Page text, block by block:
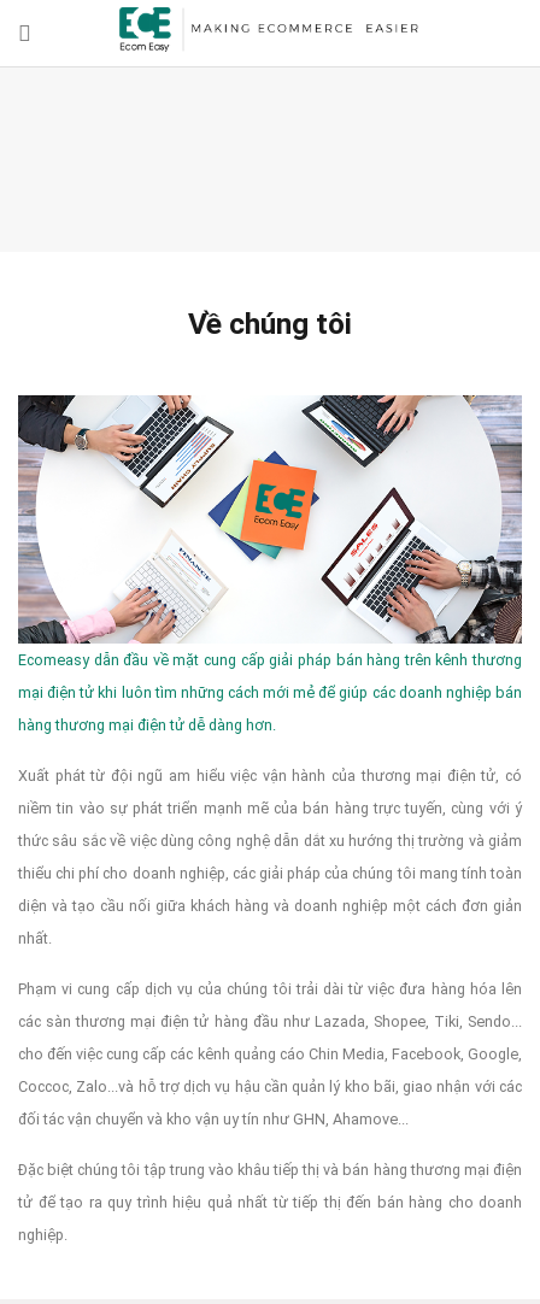
Về chúng tôi
Ecomeasy dẫn đầu về mặt cung cấp giải pháp bán hàng trên kênh thương
mại điện tử khi luôn tìm những cách mới mẻ để giúp các doanh nghiệp bán
hàng thương mại điện tử dễ dàng hơn.
Xuất phát từ đội ngũ am hiểu việc vận hành của thương mại điện tử, có
niềm tin vào sự phát triển mạnh mẽ của bán hàng trực tuyến, cùng với ý
thức sâu sắc về việc dùng công nghệ dẫn dắt xu hướng thị trường và giảm
thiểu chi phí cho doanh nghiệp, các giải pháp của chúng tôi mang tính toàn
diện và tạo cầu nối giữa khách hàng và doanh nghiệp một cách đơn giản
nhất.
Phạm vi cung cấp dịch vụ của chúng tôi trải dài từ việc đưa hàng hóa lên
các sàn thương mại điện tử hàng đầu như Lazada, Shopee, Tiki, Sendo...
cho đến việc cung cấp các kênh quảng cáo Chin Media, Facebook, Google,
Coccoc, Zalo...và hỗ trợ dịch vụ hậu cần quản lý kho bãi, giao nhận với các
đối tác vận chuyển và kho vận uy tín như GHN, Ahamove...
Đặc biệt chúng tôi tập trung vào khâu tiếp thị và bán hàng thương mại điện
tử để tạo ra quy trình hiệu quả nhất từ tiếp thị đến bán hàng cho doanh
nghiệp.